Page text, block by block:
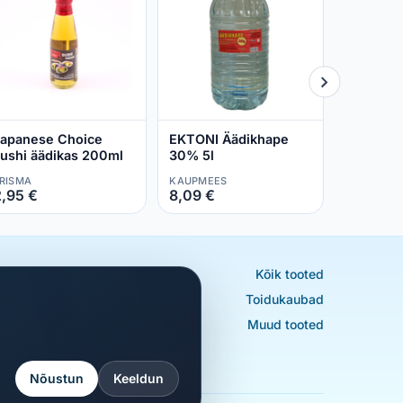
Choice
äädikas 200ml
€
EKTONI Äädikhape
30% 5l
KAUPMEES
8,09 €
Kõik tooted
Toidukaubad
Muud tooted
Nõustun Keeldun